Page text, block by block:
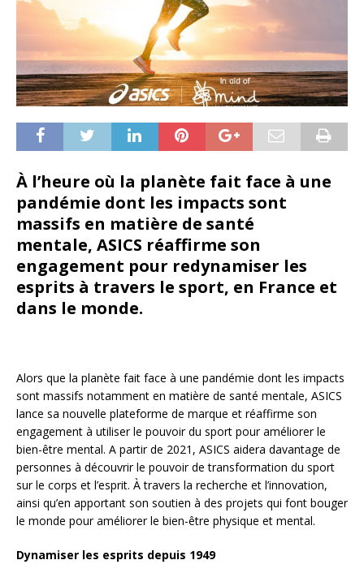
À l’heure où la planète fait face à une
pandémie dont les impacts sont
massifs en matière de santé
mentale, ASICS réaffirme son
engagement pour redynamiser les
esprits à travers le sport, en France et
dans le monde.
Alors que la planète fait face à une pandémie dont les impacts
sont massifs notamment en matière de santé mentale, ASICS
lance sa nouvelle plateforme de marque et réaffirme son
engagement à utiliser le pouvoir du sport pour améliorer le
bien-être mental. A partir de 2021, ASICS aidera davantage de
personnes à découvrir le pouvoir de transformation du sport
sur le corps et l’esprit. À travers la recherche et l’innovation,
ainsi qu’en apportant son soutien à des projets qui font bouger
le monde pour améliorer le bien-être physique et mental.
Dynamiser les esprits depuis 1949